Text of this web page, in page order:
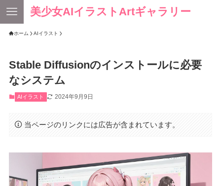
美少女AIイラストArtギャラリー
ホーム AIイラスト
Stable Diffusionのインストールに必要
なシステム
AIイラスト 2024年9月9日
当ページのリンクには広告が含まれています。